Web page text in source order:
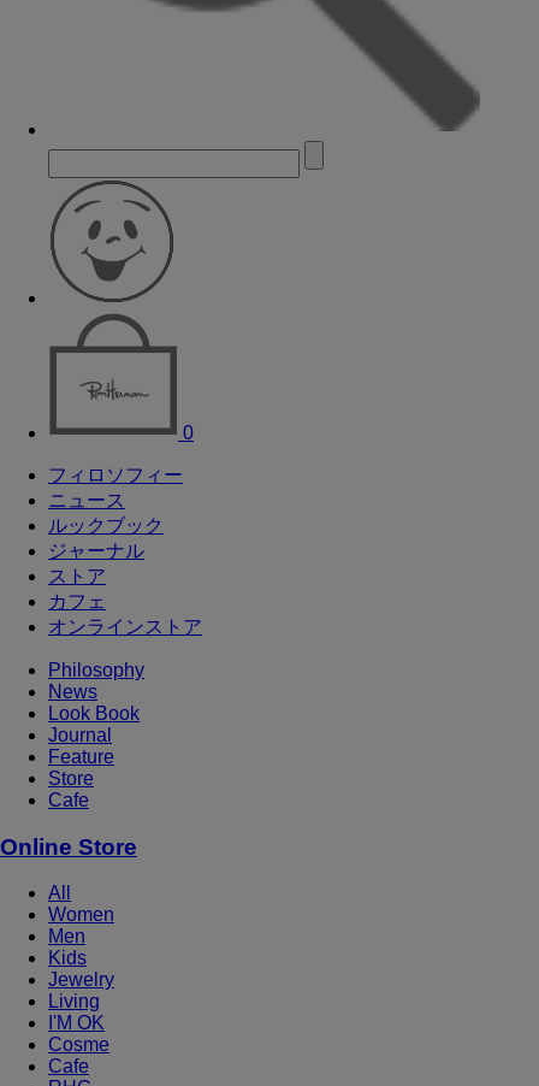
0
フィロソフィー
ニュース
ルックブック
ジャーナル
ストア
カフェ
オンラインストア
Philosophy
News
Look Book
Journal
Feature
Store
Cafe
Online Store
All
Women
Men
Kids
Jewelry
Living
I'M OK
Cosme
Cafe